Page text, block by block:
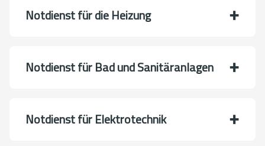
Notdienst für die Heizung
Notdienst für Bad und Sanitäranlagen
Notdienst für Elektrotechnik